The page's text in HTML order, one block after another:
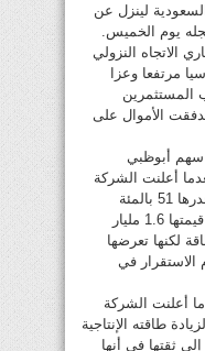
لينزل عن
يوم الخميس.
الاتجاه النزولي
مرتفعا وعزا
المستثمرين
تدفقت الأموال على
سهم أبوظبي
4.7 بالمئة بعدما أعلنت الشركة
شراء كونسورتيوم تملك فيه حصة قدرها 51 بالمئة
محطتي كهرباء في الهند في صفقة قيمتها 1.6 مليار
لكنها تعرضها
الاستقرار في
1.2 بالمئة بعدما أعلنت الشركة
طاقته الإنتاجية
إلى ثقتها في أنها